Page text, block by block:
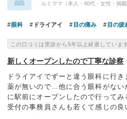
ルミママ（本人・40代・女性・掲載
眼科 ドライアイ 目の痛み 目の疲
この口コミは受診から5年以上経過しています
新しくオープンしたので丁寧な診察
ドライアイでずーと違う眼科に行
薬が無いので…他に合う眼科がない
に駅前にオープンしたので行ってみ
受付の事務員さんも若くて感じの良